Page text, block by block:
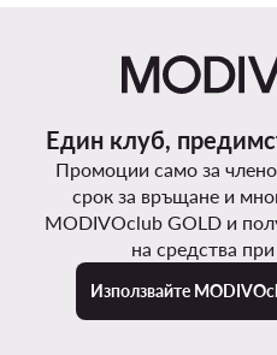
Един клуб,
Промоции само за
срок за връщане и
MODIVOclub GOLD и
на средства
Използвайте